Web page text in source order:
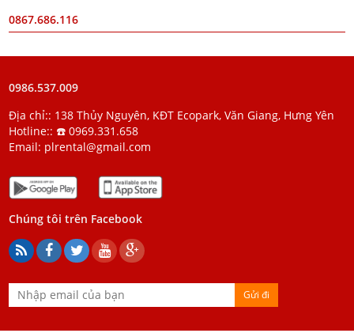
0867.686.116
0986.537.009
Địa chỉ:: 138 Thủy Nguyên, KĐT Ecopark, Văn Giang, Hưng Yên
Hotline:: ☎️ 0969.331.658
Email: plrental@gmail.com
Chúng tôi trên Facebook
Gửi đi